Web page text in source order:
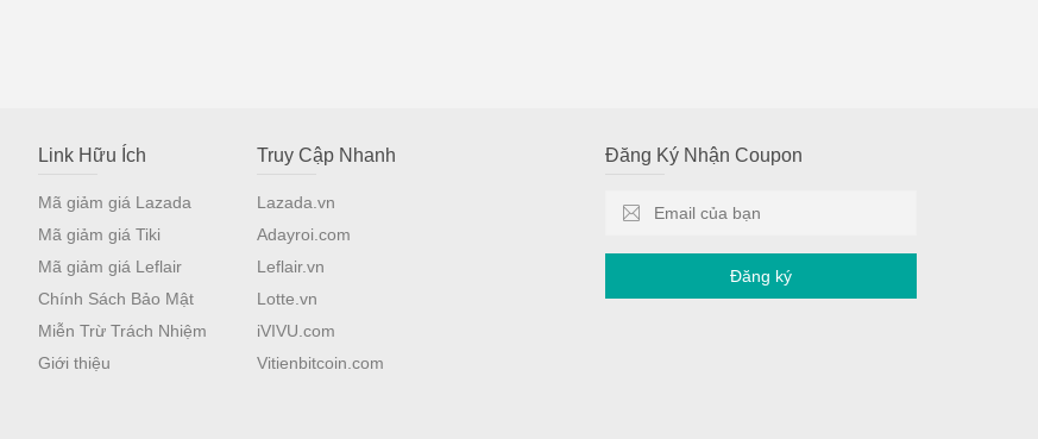
Link Hữu Ích
Mã giảm giá Lazada
Mã giảm giá Tiki
Mã giảm giá Leflair
Chính Sách Bảo Mật
Miễn Trừ Trách Nhiệm
Giới thiệu
Truy Cập Nhanh
Lazada.vn
Adayroi.com
Leflair.vn
Lotte.vn
iVIVU.com
Vitienbitcoin.com
Đăng Ký Nhận Coupon
Đăng ký